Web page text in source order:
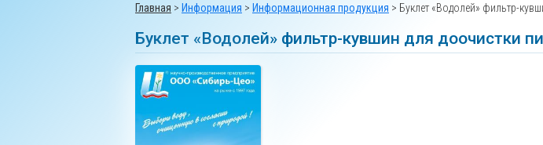
Главная > Информация > Информационная продукция > Буклет «Водолей» фильтр-
Буклет «Водолей» фильтр-кувшин для доочистки